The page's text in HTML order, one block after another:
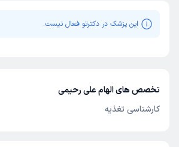
این پزشک در دکترتو فعال نیست.
تخصص های الهام علی رحیمی
کارشناسی تغذیه